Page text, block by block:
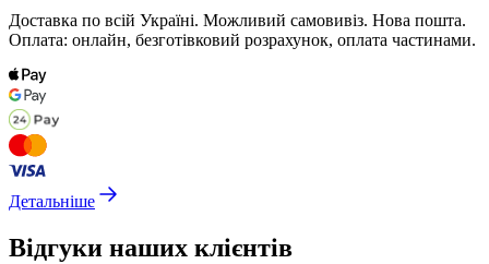
Доставка по всій Україні. Можливий самовивіз. Нова пошта.
Оплата: онлайн, безготівковий розрахунок, оплата частинами.
Детальніше
Відгуки наших клієнтів